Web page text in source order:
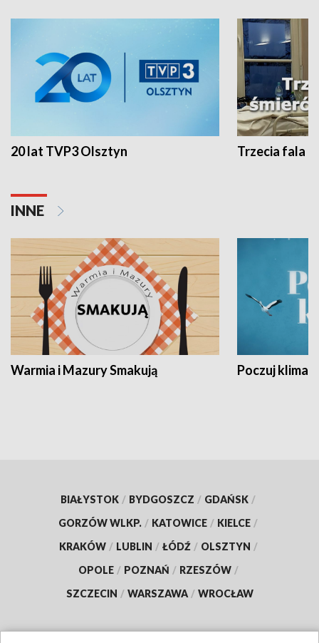
20 lat TVP3 Olsztyn Trzecia fala -
INNE
Warmia i Mazury Smakują Poczuj klimat
BIAŁYSTOK / BYDGOSZCZ / GDAŃSK /
GORZÓW WLKP. / KATOWICE / KIELCE /
KRAKÓW / LUBLIN / ŁÓDŹ / OLSZTYN /
OPOLE / POZNAŃ / RZESZÓW /
SZCZECIN / WARSZAWA / WROCŁAW